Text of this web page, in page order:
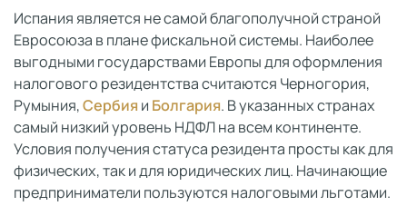
Испания является не самой благополучной страной
Евросоюза в плане фискальной системы. Наиболее
выгодными государствами Европы для оформления
налогового резидентства считаются Черногория,
Румыния,Сербияи Болгария. В указанных странах
самый низкий уровень НДФЛ на всем континенте.
Условия получения статуса резидента просты как для
физических, так и для юридических лиц. Начинающие
предприниматели пользуются налоговыми льготами.